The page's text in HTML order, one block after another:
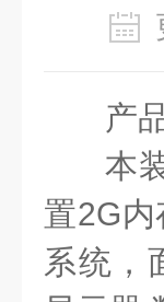
产
本
置2G
系统，